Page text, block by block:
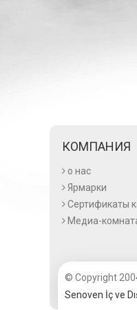
КОМПАНИЯ
о нас
Ярмарки
Сертификаты
Медиа-
© Copyright
Senoven İç ve